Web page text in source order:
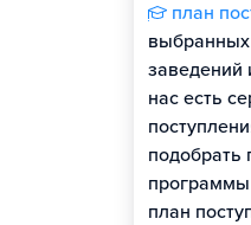
план
заведений
нас есть
подобрать
программы
план